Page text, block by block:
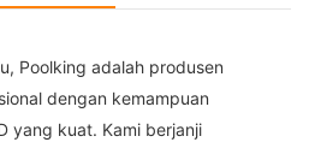
Poolking adalah produsen
dengan kemampuan
yang kuat. Kami berjanji